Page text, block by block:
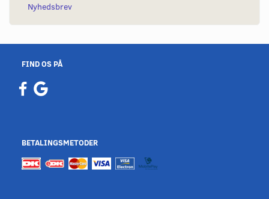
Nyhedsbrev
FIND OS PÅ
BETALINGSMETODER